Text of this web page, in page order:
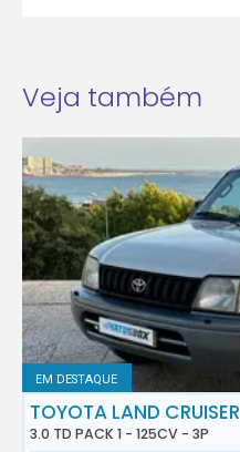
Veja também
EM DESTAQUE
TOYOTA LAND CRUISER
3.0 TD PACK 1 - 125CV - 3P